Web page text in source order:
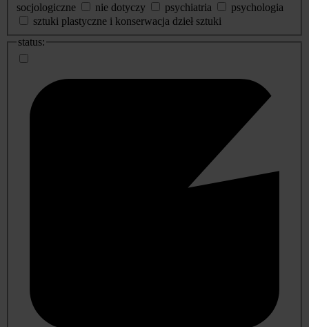
socjologiczne
nie dotyczy psychiatria
psychologia
sztuki plastyczne i konserwacja dzieł sztuki
status: